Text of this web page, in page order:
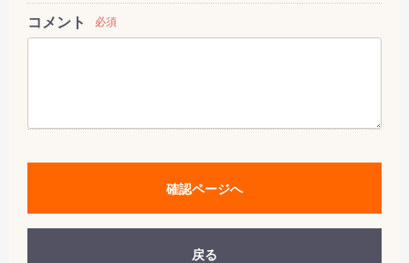
コメント 必須
確認ページへ
戻る